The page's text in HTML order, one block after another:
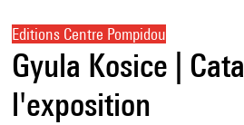
Editions Centre Pompidou
Gyula Kosice |
l'exposition